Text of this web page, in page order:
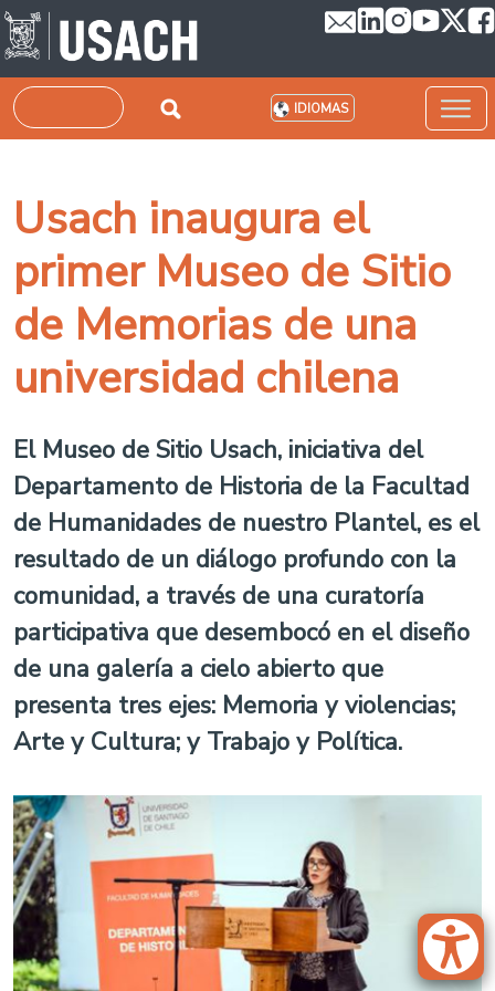
Pasar al contenido principal
Buscar IDIOMAS
Usach inaugura el
primer Museo de Sitio
de Memorias de una
universidad chilena
El Museo de Sitio Usach, iniciativa del
Departamento de Historia de la Facultad
de Humanidades de nuestro Plantel, es el
resultado de un diálogo profundo con la
comunidad, a través de una curatoría
participativa que desembocó en el diseño
de una galería a cielo abierto que
presenta tres ejes: Memoria y violencias;
Arte y Cultura; y Trabajo y Política.